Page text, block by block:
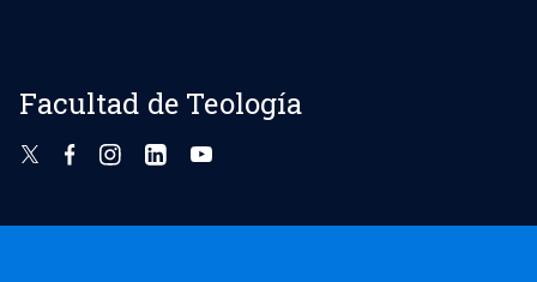
Facultad de Teología